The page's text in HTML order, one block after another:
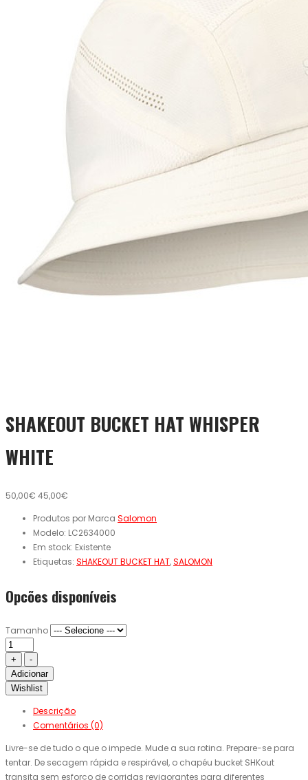
SHAKEOUT BUCKET HAT WHISPER
WHITE
50,00€ 45,00€
Produtos por Marca Salomon
Modelo: LC2634000
Em stock: Existente
Etiquetas: SHAKEOUT BUCKET HAT,SALOMON
Opcões disponíveis
Tamanho
Adicionar
Wishlist
Descrição
Comentários (0)
Livre-se de tudo o que o impede. Mude a sua rotina. Prepare-se para
tentar. De secagem rápida e respirável, o chapéu bucket SHKout
transita sem esforço de corridas revigorantes para diferentes